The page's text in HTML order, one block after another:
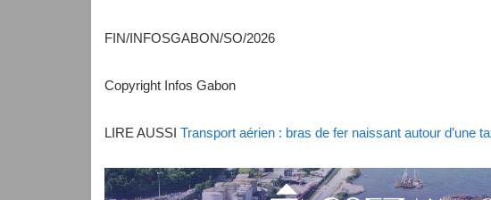
FIN/INFOSGABON/SO/2026
Copyright Infos Gabon
LIRE AUSSI Transport aérien : bras de fer naissant autour d’une